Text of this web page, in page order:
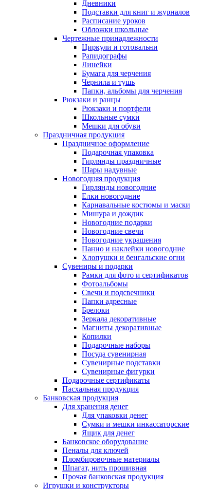
Дневники
Подставки для книг и журналов
Расписание уроков
Обложки школьные
Чертежные принадлежности
Циркули и готовальни
Рапидографы
Линейки
Бумага для черчения
Чернила и тушь
Папки, альбомы для черчения
Рюкзаки и ранцы
Рюкзаки и портфели
Школьные сумки
Мешки для обуви
Праздничная продукция
Праздничное оформление
Подарочная упаковка
Гирлянды праздничные
Шары надувные
Новогодняя продукция
Гирлянды новогодние
Елки новогодние
Карнавальные костюмы и маски
Мишура и дождик
Новогодние подарки
Новогодние свечи
Новогодние украшения
Панно и наклейки новогодние
Хлопушки и бенгальские огни
Сувениры и подарки
Рамки для фото и сертификатов
Фотоальбомы
Свечи и подсвечники
Папки адресные
Брелоки
Зеркала декоративные
Магниты декоративные
Копилки
Подарочные наборы
Посуда сувенирная
Сувенирные подставки
Сувенирные фигурки
Подарочные сертификаты
Пасхальная продукция
Банковская продукция
Для хранения денег
Для упаковки денег
Сумки и мешки инкассаторские
Ящик для денег
Банковское оборудование
Пеналы для ключей
Пломбировочные материалы
Шпагат, нить прошивная
Прочая банковская продукция
Игрушки и конструкторы